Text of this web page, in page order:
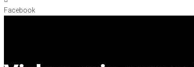
Facebook